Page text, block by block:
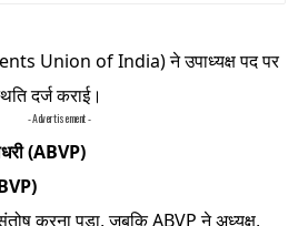
Union of India) ने उपाध्यक्ष पद पर
दर्ज कराई।
- Advertisement -
(ABVP)
करना पड़ा, जबकि ABVP ने अध्यक्ष,